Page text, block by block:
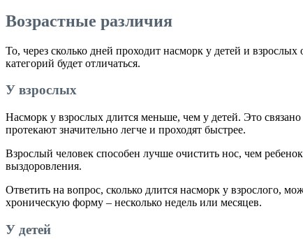
Возрастные различия
То, через сколько дней проходит насморк у детей и
категорий будет отличаться.
У взрослых
Насморк у взрослых длится меньше, чем у детей. Это
протекают значительно легче и проходят быстрее.
Взрослый человек способен лучше очистить нос, чем
выздоровления.
Ответить на вопрос, сколько длится насморк у взрослого,
хроническую форму – несколько недель или месяцев.
У детей